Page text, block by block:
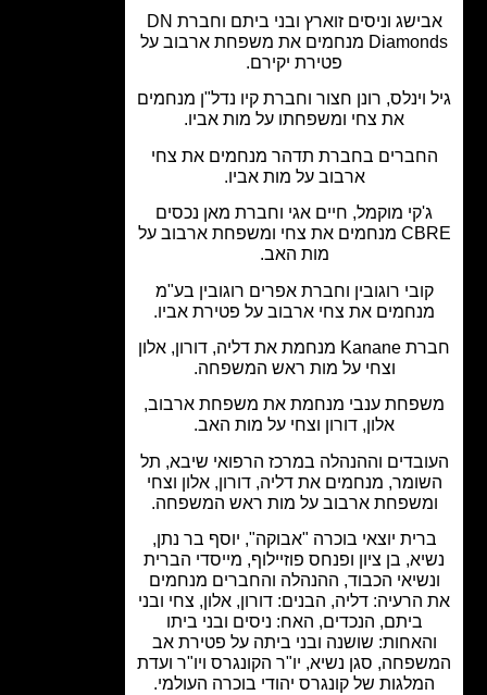
אבישג וניסים זוארץ ובני ביתם וחברת DN
Diamonds מנחמים את משפחת ארבוב על
פטירת יקירם.
וינלס, רונן חצור וחברת קיו נדל"ן מנחמים
את צחי ומשפחתו על מות אביו.
בחברת תדהר מנחמים את צחי
ארבוב על מות אביו.
מוקמל, חיים אגי וחברת מאן נכסים
CBRE מנחמים את צחי ומשפחת ארבוב על
מות האב.
רוגובין וחברת אפרים רוגובין בע"מ
את צחי ארבוב על פטירת אביו.
חברת Kanane מנחמת את דליה, דורון, אלון
וצחי על מות ראש המשפחה.
ענבי מנחמת את משפחת ארבוב,
אלון, דורון וצחי על מות האב.
וההנהלה במרכז הרפואי שיבא, תל
מנחמים את דליה, דורון, אלון וצחי
ארבוב על מות ראש המשפחה.
יוצאי בוכרה "אבוקה", יוסף בר נתן,
בן ציון ופנחס פוזיילוף, מייסדי הברית
הכבוד, ההנהלה והחברים מנחמים
דליה, הבנים: דורון, אלון, צחי ובני
ביתם, הנכדים, האח: ניסים ובני ביתו
שושנה ובני ביתה על פטירת אב
סגן נשיא, יו"ר הקונגרס ויו"ר ועדת
של קונגרס יהודי בוכרה העולמי.